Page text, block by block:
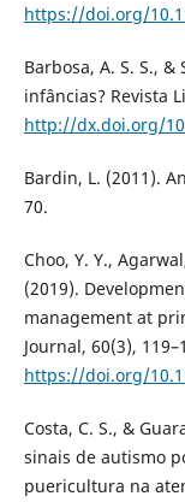
https://doi.org/
Barbosa, A. S. S., &
infâncias? Revista
http://dx.doi.org/
Bardin, L. (2011).
70.
Choo, Y. Y.,
(2019).
management at
Journal, 60(3),
https://doi.org/
Costa, C. S., &
sinais de autismo
puericultura na